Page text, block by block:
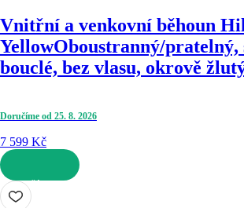
Vnitřní a venkovní běhoun
YellowOboustranný/pratelný,
bouclé, bez vlasu, okrově
Doručíme od 25. 8. 2026
7 599 Kč
DO KOŠÍKU